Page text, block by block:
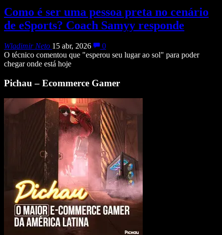
Como é ser uma pessoa preta no cenário
de eSports? Coach Samyy responde
Wladimir Neto 15 abr, 2026
0
O técnico comentou que "esperou seu lugar ao sol" para poder
chegar onde está hoje
Pichau – Ecommerce Gamer